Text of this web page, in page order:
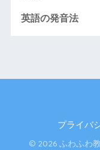
英語の発音法
プライバ
© 2026 ふわふわ